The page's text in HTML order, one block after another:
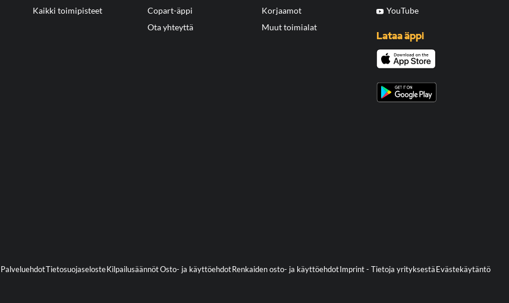
Kaikki toimipisteet
Copart-äppi
Ota yhteyttä
Korjaamot
Muut toimialat
YouTube
Lataa äppi
PalveluehdotTietosuojaselosteKilpailusäännötOsto- ja käyttöehdotRenkaiden osto- ja käyttöehdotImprint - Tietoja yrityksestäEvästekäytäntö